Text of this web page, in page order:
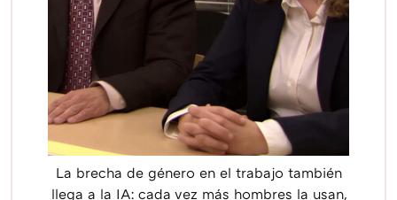
La brecha de género en el trabajo también
llega a la IA: cada vez más hombres la usan,